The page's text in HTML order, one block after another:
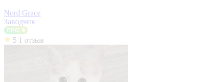
Nord Grace
Заводчик
5 1 отзыв